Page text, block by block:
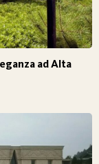
ad Alta